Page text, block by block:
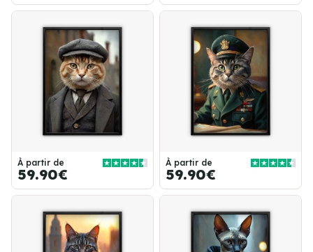
À partir de
59.90€
À partir de
59.90€